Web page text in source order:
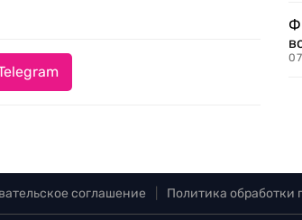
соглашение Политика обработки